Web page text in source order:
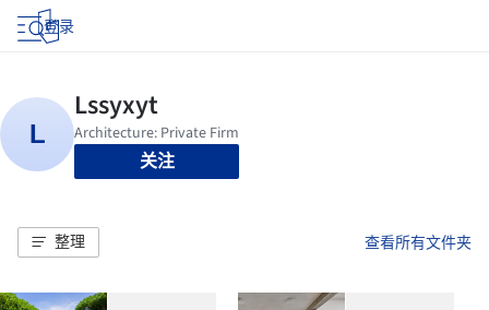
登录
关注
整理 查看所有文件夹